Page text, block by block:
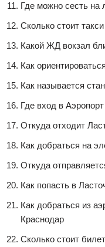
Где можно сесть на
Сколько стоит
Какой ЖД вокзал
Как
Как называется
Где вход в
Откуда отходит
Как добраться на
Откуда
Как попасть в
Как добраться из
Краснодар
Сколько стоит